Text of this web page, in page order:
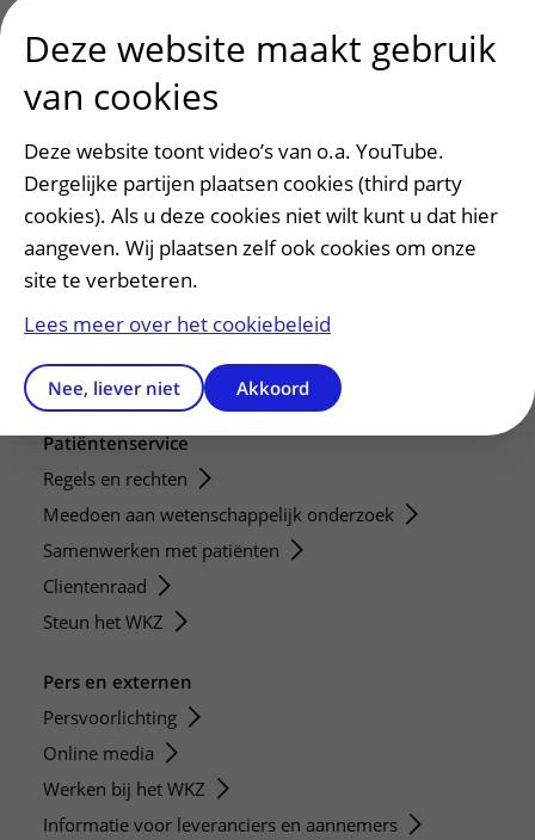
Heeft deze informatie u geholpen?
Ja
Nee
Patiëntenservice
Regels en rechten
Meedoen aan wetenschappelijk onderzoek
Samenwerken met patiënten
Clientenraad
Steun het WKZ
Pers en externen
Persvoorlichting
Online media
Werken bij het WKZ
Informatie voor leveranciers en aannemers
Deze website maakt gebruik
van cookies
Deze website toont video’s van o.a. YouTube.
Dergelijke partijen plaatsen cookies (third party
cookies). Als u deze cookies niet wilt kunt u dat hier
aangeven. Wij plaatsen zelf ook cookies om onze
site te verbeteren.
Lees meer over het cookiebeleid
Nee, liever niet Akkoord